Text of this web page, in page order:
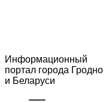
Информационный
портал города Гродно
и Беларуси